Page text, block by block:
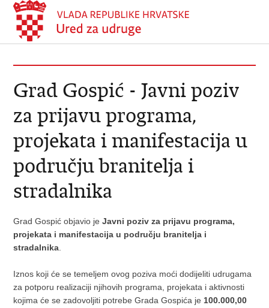
Grad Gospić - Javni poziv
za prijavu programa,
projekata i manifestacija u
području branitelja i
stradalnika
Grad Gospić objavio jeJavni poziv za prijavu programa,
projekata i manifestacija u području branitelja i
stradalnika
Iznos koji će se temeljem ovog poziva moći dodijeliti udrugama
za potporu realizaciji njihovih programa, projekata i aktivnosti
kojima će se zadovoljiti potrebe Grada Gospića je 100.000,00